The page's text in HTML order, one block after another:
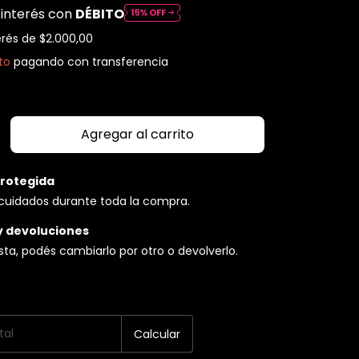
interés con DÉBITO
de $2.000,00
pagando con transferencia
durante toda la compra.
devoluciones
podés cambiarlo por otro o devolverlo.
Calcular